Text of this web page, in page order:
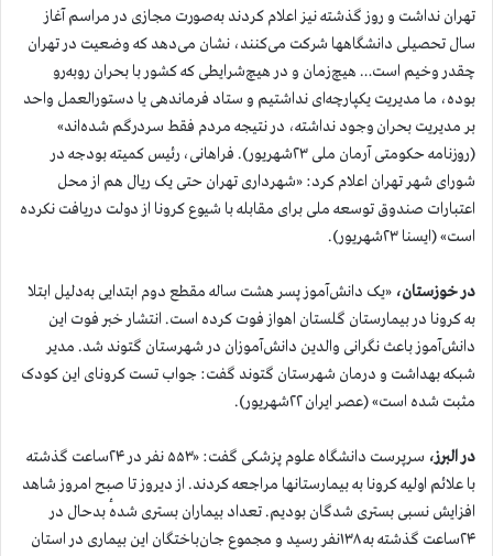
تهران نداشت و روز گذشته نیز اعلام کردند به‌صورت مجازی در مراسم آغاز
سال تحصیلی دانشگاهها شرکت می‌کنند، نشان می‌دهد که وضعیت در تهران
چقدر وخیم است… هیچ‌زمان و در هیچ‌شرایطی که کشور با بحران روبه‌رو
بوده، ما مدیریت یکپارچه‌ای نداشتیم و ستاد فرماندهی یا دستورالعمل واحد
بر مدیریت بحران وجود نداشته، در نتیجه مردم فقط سردرگم شده‌اند»
(روزنامه حکومتی آرمان ملی ۲۳شهریور). فراهانی، رئیس کمیته بودجه در
شورای شهر تهران اعلام کرد: «شهرداری تهران حتی یک ریال هم از محل
اعتبارات صندوق توسعه ملی برای مقابله با شیوع کرونا از دولت دریافت نکرده
است» (ایسنا ۲۳شهریور).
در خوزستان، «یک دانش‌آموز پسر هشت ساله مقطع دوم ابتدایی به‌دلیل ابتلا
به کرونا در بیمارستان گلستان اهواز فوت کرده است. انتشار خبر فوت این
دانش‌آموز باعث نگرانی والدین دانش‌آموزان در شهرستان گتوند شد. مدیر
شبکه بهداشت و درمان شهرستان گتوند گفت: جواب تست کرونای این کودک
مثبت شده است» (عصر ایران ۲۲شهریور).
در البرز،
سرپرست دانشگاه علوم پزشکی گفت: «۵۵۳ نفر در ۲۴ساعت گذشته
با علائم اولیه کرونا به بیمارستانها مراجعه کردند. از دیروز تا صبح امروز شاهد
افزایش نسبی بستری شدگان بودیم. تعداد بیماران بستری شدهٔ بدحال در
۲۴ساعت گذشته به ۱۳۸نفر رسید و مجموع جان‌باختگان این بیماری در استان